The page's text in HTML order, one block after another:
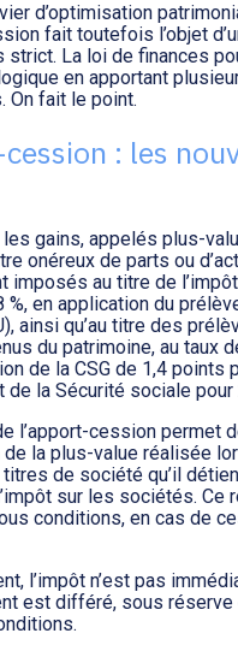
collectives
et pilotage : MEG
de bord :
d’optimisation
fait toutefois l’objet
strict. La loi de finances
en apportant
On fait le point.
: les
les gains, appelés plus-
onéreux de parts ou
imposés au titre de
%, en application du
ainsi qu’au titre des
du patrimoine, au taux
de la CSG de 1,4 points
de la Sécurité sociale pour
l’apport-cession permet
de la plus-value réalisée
de société qu’il
sur les sociétés. Ce
conditions, en cas de
l’impôt n’est pas
est différé, sous